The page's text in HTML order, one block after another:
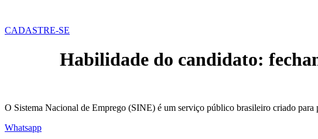
CADASTRE-SE
Habilidade do candidato:
O Sistema Nacional de Emprego (SINE) é um serviço público brasileiro criado
Whatsapp